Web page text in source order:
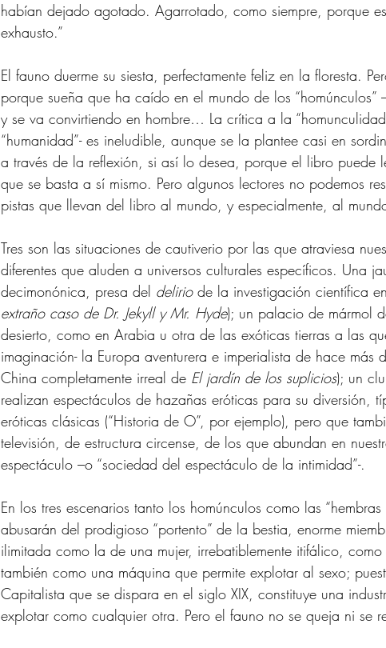
habían dejado agotado. Agarrotado, como siempre, porque
exhausto.”
El fauno duerme su siesta, perfectamente feliz en la floresta.
porque sueña que ha caído en el mundo de los “homúnculos”
y se va convirtiendo en hombre… La crítica a la
“humanidad”- es ineludible, aunque se la plantee casi en
a través de la reflexión, si así lo desea, porque el libro puede
que se basta a sí mismo. Pero algunos lectores no podemos
pistas que llevan del libro al mundo, y especialmente, al
Tres son las situaciones de cautiverio por las que atraviesa
diferentes que aluden a universos culturales específicos. Una
decimonónica, presa del delirio de la investigación científica
extraño caso de Dr. Jekyll y Mr. Hyde); un palacio de mármol
desierto, como en Arabia u otra de las exóticas tierras a las
imaginación- la Europa aventurera e imperialista de hace más
China completamente irreal de El jardín de los suplicios); un
realizan espectáculos de hazañas eróticas para su diversión,
eróticas clásicas (“Historia de O”, por ejemplo), pero que
televisión, de estructura circense, de los que abundan en
espectáculo –o “sociedad del espectáculo de la intimidad”-.
En los tres escenarios tanto los homúnculos como las
abusarán del prodigioso “portento” de la bestia, enorme
ilimitada como la de una mujer, irrebatiblemente itifálico,
también como una máquina que permite explotar al sexo;
Capitalista que se dispara en el siglo XIX, constituye una
explotar como cualquier otra. Pero el fauno no se queja ni se